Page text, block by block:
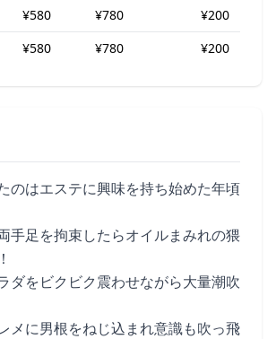
¥580 ¥780
¥200
¥580 ¥780 ¥200
のはエステに興味を持ち始めた年頃
手足を拘束したらオイルまみれの猥
ダをビクビク震わせながら大量潮吹
メに男根をねじ込まれ意識も吹っ飛